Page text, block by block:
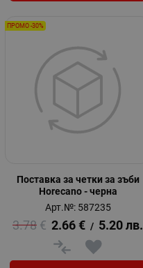
Поставка за четки за зъби
Horecano - черна
Арт.№: 587235
3.78 € 2.66 € / 5.20 лв.
ПРОМО -30%